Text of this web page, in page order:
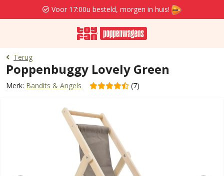
Voor 17:00u besteld, morgen in huis!
Terug
Poppenbuggy Lovely Green
Merk: Bandits & Angels (7)